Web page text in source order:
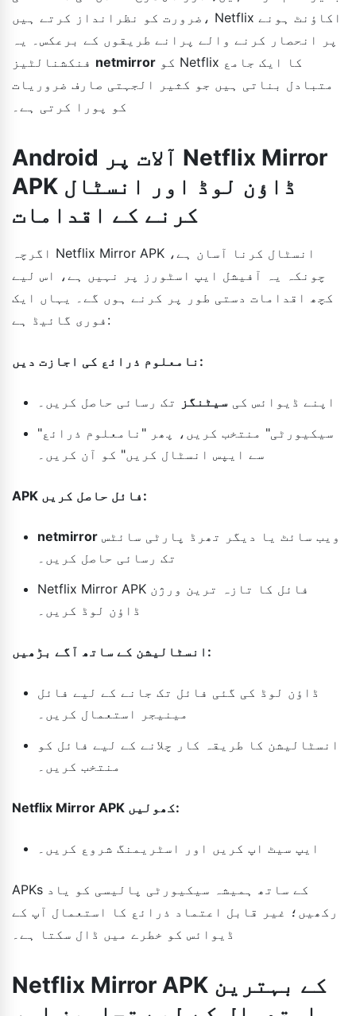
ضرورت کو نظرانداز کرتے ہیں، Netflix اکاؤنٹ ہونے
پر انحصار کرنے والے پرانے طریقوں کے برعکس۔ یہ
netmirror
متبادل بناتی ہیں جو کثیر الجہتی صارف ضروریات
کو پورا کرتی ہے۔
Android آلات پر Netflix Mirror
APK ڈاؤن لوڈ اور انسٹال
کرنے کے اقدامات
اگرچہ Netflix Mirror APK انسٹال کرنا آسان ہے،
چونکہ یہ آفیشل ایپ اسٹورز پر نہیں ہے، اس لیے
کچھ اقدامات دستی طور پر کرنے ہوں گے۔ یہاں ایک
فوری گائیڈ ہے:
نامعلوم ذرائع کی اجازت دیں:
اپنے ڈیوائس کی سیٹنگز
تک رسائی حاصل کریں۔
"سیکیورٹی" منتخب کریں، پھر "نامعلوم ذرائع
سے ایپس انسٹال کریں" کو آن کریں۔
APK فائل حاصل کریں:
netmirror
تک رسائی حاصل کریں۔
Netflix Mirror APK فائل کا تازہ ترین ورژن
ڈاؤن لوڈ کریں۔
انسٹالیشن کے ساتھ آگے بڑھیں:
ڈاؤن لوڈ کی گئی فائل تک جانے کے لیے فائل
مینیجر استعمال کریں۔
انسٹالیشن کا طریقہ کار چلانے کے لیے فائل کو
منتخب کریں۔
Netflix Mirror APK کھولیں:
ایپ سیٹ اپ کریں اور اسٹریمنگ شروع کریں۔
APKs کے ساتھ ہمیشہ سیکیورٹی پالیسی کو یاد
رکھیں؛ غیر قابل اعتماد ذرائع کا استعمال آپ کے
ڈیوائس کو خطرے میں ڈال سکتا ہے۔
Netflix Mirror APK کے بہترین